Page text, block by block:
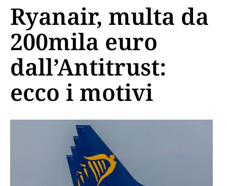
Ryanair, multa da
200mila euro
dall’Antitrust:
ecco i motivi